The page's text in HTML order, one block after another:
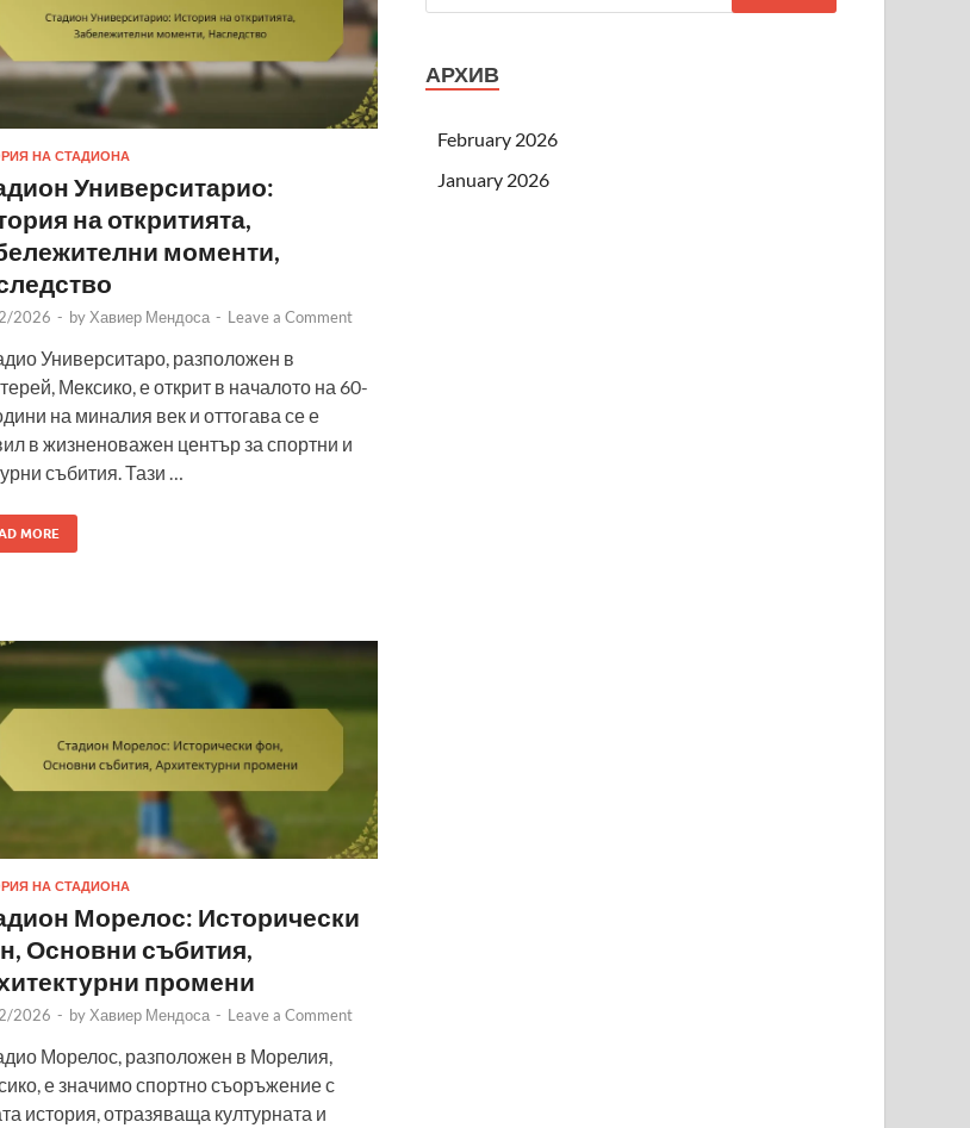
НА СТАДИОНА
Университарио:
на откритията,
моменти,
2026 - byХавиер Мендоса - Leave a Comment
Университаро, разположен в
Мексико, е открит в началото на 60-
на миналия век и оттогава се е
в жизненоважен център за спортни и
събития. Тази …
MORE
НА СТАДИОНА
Морелос: Исторически
Основни събития,
промени
2026 - by Хавиер Мендоса - Leave a Comment
Морелос, разположен в Морелия,
е значимо спортно съоръжение с
история, отразяваща културната и
АРХИВ
February 2026
January 2026